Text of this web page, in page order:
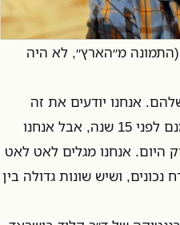
(התמונה מ״הארץ״, לא היה
אנחנו יודעים את זה
בהרבה תחומים. הגנום זוהה אמנם לפני 15 שנה, אבל אנחנו
היום. אנחנו מגלים לאט לאט
ושיש שונות גדולה בין